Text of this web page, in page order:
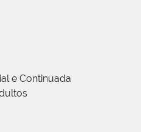
e Continuada